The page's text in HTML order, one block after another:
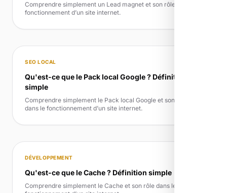
Comprendre simplement un Lead magnet et son rôle dans le
fonctionnement d’un site internet.
SEO LOCAL
Qu'est-ce que le Pack local Google ? Définition
simple
Comprendre simplement le Pack local Google et son rôle
dans le fonctionnement d’un site internet.
DÉVELOPPEMENT
Qu'est-ce que le Cache ? Définition simple
Comprendre simplement le Cache et son rôle dans le